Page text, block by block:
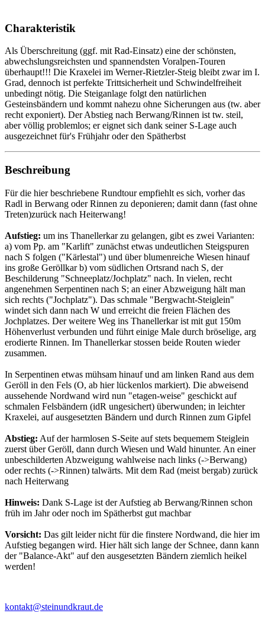
Charakteristik
Als Überschreitung (ggf. mit Rad-Einsatz) eine der schönsten,
abwechslungsreichsten und spannendsten Voralpen-Touren
überhaupt!!! Die Kraxelei im Werner-Rietzler-Steig bleibt zwar im I.
Grad, dennoch ist perfekte Trittsicherheit und Schwindelfreiheit
unbedingt nötig. Die Steiganlage folgt den natürlichen
Gesteinsbändern und kommt nahezu ohne Sicherungen aus (tw. aber
recht exponiert). Der Abstieg nach Berwang/Rinnen ist tw. steil,
aber völlig problemlos; er eignet sich dank seiner S-Lage auch
ausgezeichnet für's Frühjahr oder den Spätherbst
Beschreibung
Für die hier beschriebene Rundtour empfiehlt es sich, vorher das
Radl in Berwang oder Rinnen zu deponieren; damit dann (fast ohne
Treten)zurück nach Heiterwang!
Aufstieg: um ins Thanellerkar zu gelangen, gibt es zwei Varianten:
a) vom Pp. am "Karlift" zunächst etwas undeutlichen Steigspuren
nach S folgen ("Kärlestal") und über blumenreiche Wiesen hinauf
ins große Geröllkar b) vom südlichen Ortsrand nach S, der
Beschilderung "Schneeplatz/Jochplatz" nach. In vielen, recht
angenehmen Serpentinen nach S; an einer Abzweigung hält man
sich rechts ("Jochplatz"). Das schmale "Bergwacht-Steiglein"
windet sich dann nach W und erreicht die freien Flächen des
Jochplatzes. Der weitere Weg ins Thanellerkar ist mit gut 150m
Höhenverlust verbunden und führt einige Male durch bröselige, arg
erodierte Rinnen. Im Thanellerkar stossen beide Routen wieder
zusammen.
In Serpentinen etwas mühsam hinauf und am linken Rand aus dem
Geröll in den Fels (O, ab hier lückenlos markiert). Die abweisend
aussehende Nordwand wird nun "etagen-weise" geschickt auf
schmalen Felsbändern (idR ungesichert) überwunden; in leichter
Kraxelei, auf ausgesetzten Bändern und durch Rinnen zum Gipfel
Abstieg: Auf der harmlosen S-Seite auf stets bequemem Steiglein
zuerst über Geröll, dann durch Wiesen und Wald hinunter. An einer
unbeschilderten Abzweigung wahlweise nach links (->Berwang)
oder rechts (->Rinnen) talwärts. Mit dem Rad (meist bergab) zurück
nach Heiterwang
Hinweis: Dank S-Lage ist der Aufstieg ab Berwang/Rinnen schon
früh im Jahr oder noch im Spätherbst gut machbar
Vorsicht: Das gilt leider nicht für die finstere Nordwand, die hier im
Aufstieg begangen wird. Hier hält sich lange der Schnee, dann kann
der "Balance-Akt" auf den ausgesetzten Bändern ziemlich heikel
werden!
kontakt@steinundkraut.de